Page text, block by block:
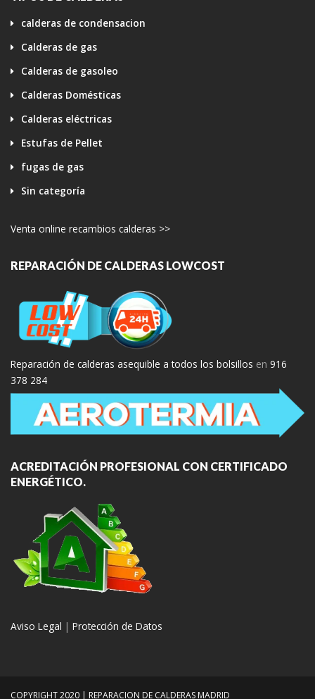
calderas de condensacion
Calderas de gas
Calderas de gasoleo
Calderas Domésticas
Calderas eléctricas
Estufas de Pellet
fugas de gas
Sin categoría
Venta online recambios calderas >>
REPARACIÓN DE CALDERAS LOWCOST
Reparación de calderas asequible a todos los bolsillos en 916
378 284
ACREDITACIÓN PROFESIONAL CON CERTIFICADO
ENERGÉTICO.
Aviso Legal | Protección de Datos
COPYRIGHT 2020 | REPARACION DE CALDERAS MADRID